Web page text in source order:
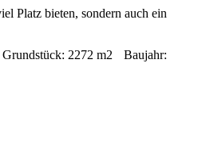
Platz bieten, sondern auch ein
Grundstück: 2272 m2
Baujahr: